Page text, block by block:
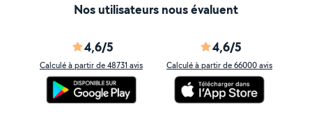
Nos utilisateurs nous évaluent
4,6/5
Calculé à partir de 48731 avis
4,6/5
Calculé à partir de 66000 avis